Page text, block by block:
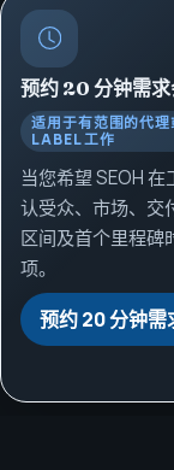
预约 20 分钟需
适用于有范围的代
LABEL 工作
当您希望 SEOH
认受众、市场、交
区间及首个里程碑
项。
预约 20 分钟需